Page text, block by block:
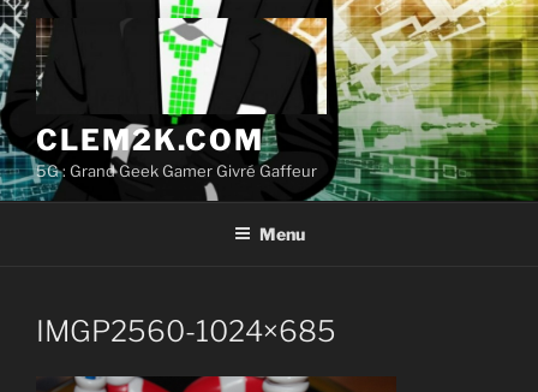
Aller
au
contenu
principal
CLEM2K.COM
5G : Grand Geek Gamer Givré Gaffeur
Menu
IMGP2560-1024×685